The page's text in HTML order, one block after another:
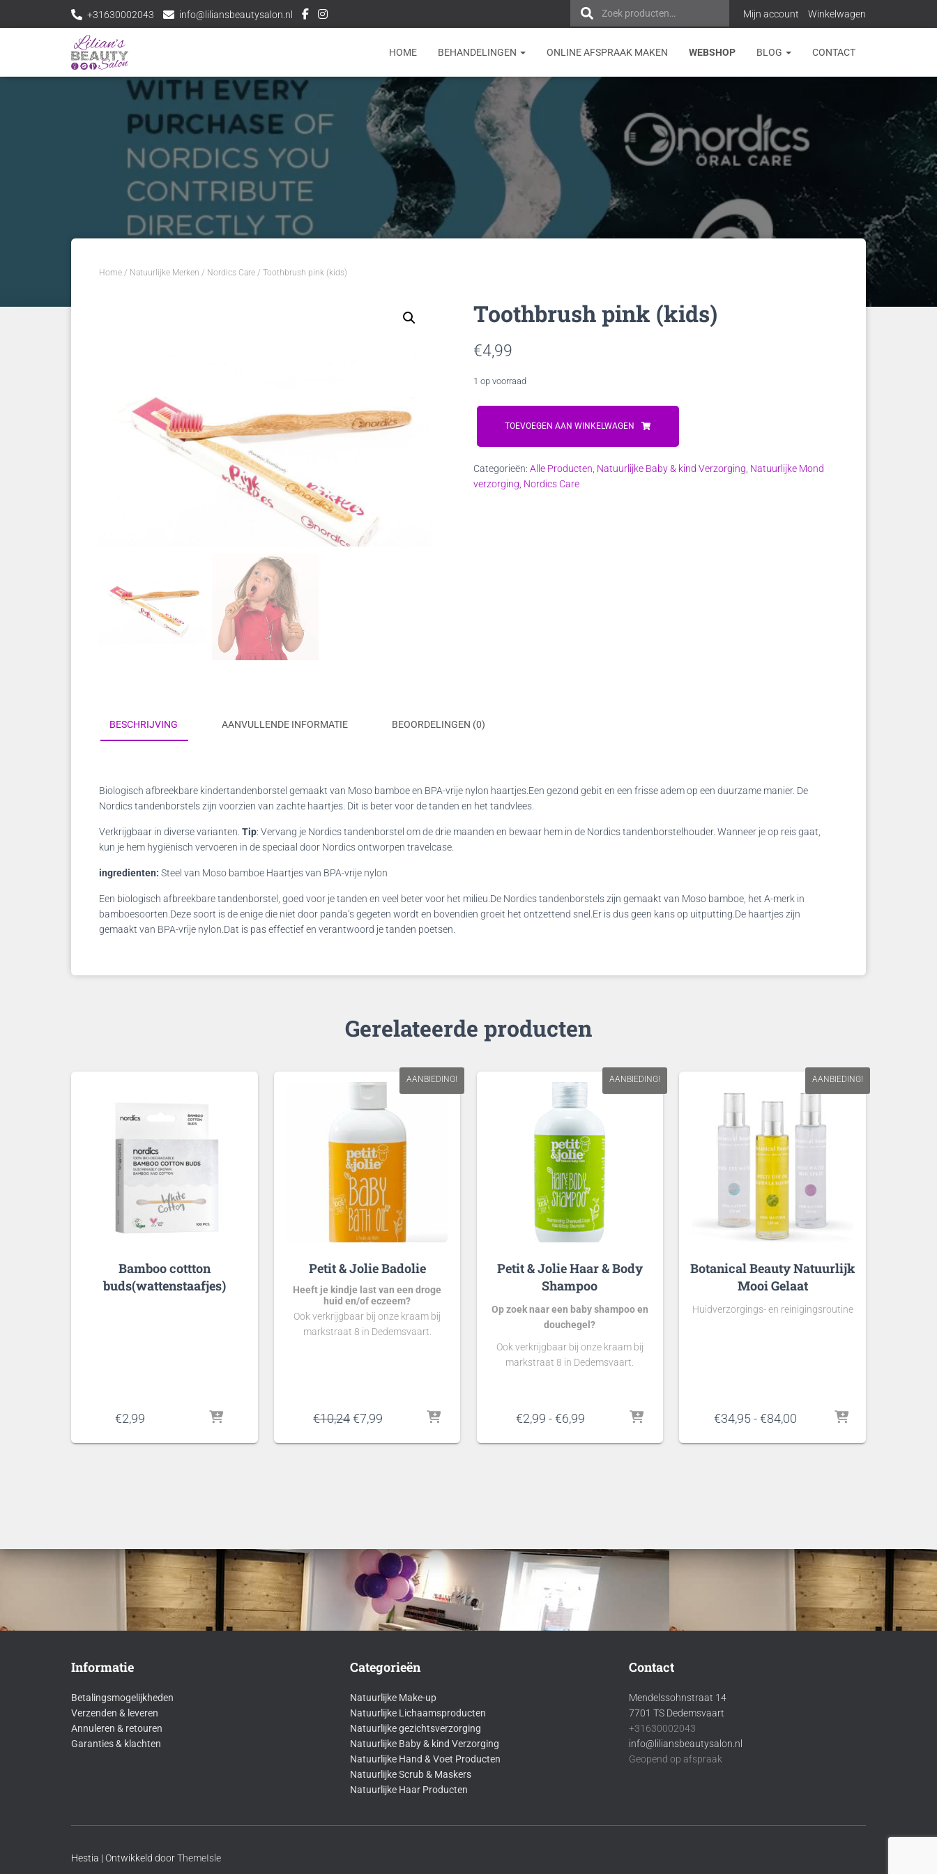
k
n
a
Zoek producten… Mijn account Winkelwagen
+31630002043 info@liliansbeautysalon.nl
HOME BEHANDELINGEN ONLINE AFSPRAAK MAKEN WEBSHOP BLOG CONTACT
Home / Natuurlijke Merken / Nordics Care / Toothbrush pink (kids)
Toothbrush pink (kids)
€4,99
1 op voorraad
Toothbrush
TOEVOEGEN AAN WINKELWAGEN
Categorieën: Alle Producten Natuurlijke Baby & kind Verzorging Natuurlijke Mond
verzorging Nordics Care
BESCHRIJVING AANVULLENDE INFORMATIE BEOORDELINGEN (0)
Biologisch afbreekbare kindertandenborstel gemaakt van Moso bamboe en BPA-vrije nylon haartjes.Een gezond gebit en een frisse adem op een duurzame manier. De
Nordics tandenborstels zijn voorzien van zachte haartjes. Dit is beter voor de tanden en het tandvlees.
Verkrijgbaar in diverse varianten. Tip: Vervang je Nordics tandenborstel om de drie maanden en bewaar hem in de Nordics tandenborstelhouder. Wanneer je op reis gaat,
kun je hem hygiënisch vervoeren in de speciaal door Nordics ontworpen travelcase.
ingredienten: Steel van Moso bamboe Haartjes van BPA-vrije nylon
Een biologisch afbreekbare tandenborstel, goed voor je tanden en veel beter voor het milieu.De Nordics tandenborstels zijn gemaakt van Moso bamboe, het A-merk in
bamboesoorten.Deze soort is de enige die niet door panda’s gegeten wordt en bovendien groeit het ontzettend snel.Er is dus geen kans op uitputting.De haartjes zijn
gemaakt van BPA-vrije nylon.Dat is pas effectief en verantwoord je tanden poetsen.
Gerelateerde producten
Bamboo cottton
buds(wattenstaafjes)
€2,99
AANBIEDING!
Petit & Jolie Badolie
Heeft je kindje last van een droge
huid en/of eczeem?
Ook verkrijgbaar bij onze kraam bij
markstraat 8 in Dedemsvaart.
€10,24Oorspronkelijke
was:
€7,99Huidige
is:
AANBIEDING!
Petit & Jolie Haar & Body
Shampoo
Op zoek naar een baby shampoo en
douchegel?
Ook verkrijgbaar bij onze kraam bij
markstraat 8 in Dedemsvaart.
€2,99 - €6,99Prijsklasse:
tot
AANBIEDING!
Botanical Beauty Natuurlijk
Mooi Gelaat
Huidverzorgings- en reinigingsroutine
€34,95 - €84,00 Prijsklasse:
tot
Informatie
Betalingsmogelijkheden
Verzenden & leveren
Annuleren & retouren
Garanties & klachten
Categorieën
Natuurlijke Make-up
Natuurlijke Lichaamsproducten
Natuurlijke gezichtsverzorging
Natuurlijke Baby & kind Verzorging
Natuurlijke Hand & Voet Producten
Natuurlijke Scrub & Maskers
Natuurlijke Haar Producten
Contact
Mendelssohnstraat 14
7701 TS Dedemsvaart
+31630002043
info@liliansbeautysalon.nl
Geopend op afspraak
Hestia | Ontwikkeld doorThemeIsle